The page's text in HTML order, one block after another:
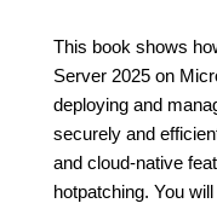
This book shows
Server 2025 on
deploying and
securely and
and cloud-native
hotpatching. You